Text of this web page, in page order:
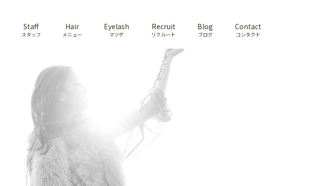
Staff
スタッフ
Hair
メニュー
Eyelash
マツゲ
Recruit
リクルート
Blog
ブログ
Contact
コンタクト